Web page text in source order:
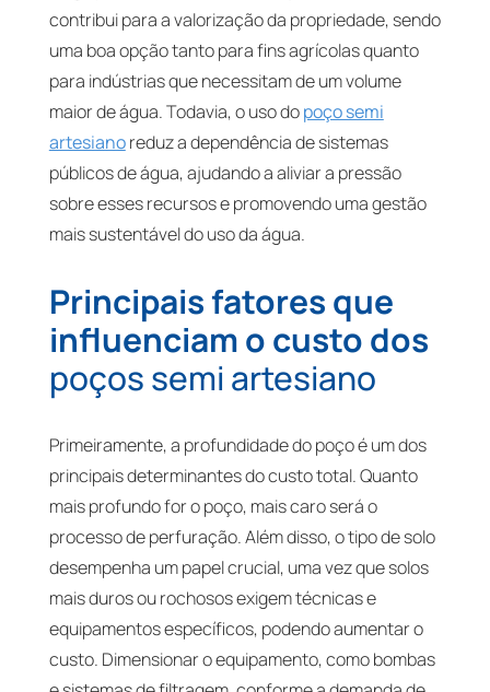
contribui para a valorização da propriedade, sendo
uma boa opção tanto para fins agrícolas quanto
para indústrias que necessitam de um volume
maior de água. Todavia, o uso dopoço semi
artesianoreduz a dependência de sistemas
públicos de água, ajudando a aliviar a pressão
sobre esses recursos e promovendo uma gestão
mais sustentável do uso da água.
Principais fatores que
influenciam o custo dos
poços semi artesiano
Primeiramente, a profundidade do poço é um dos
principais determinantes do custo total. Quanto
mais profundo for o poço, mais caro será o
processo de perfuração. Além disso, o tipo de solo
desempenha um papel crucial, uma vez que solos
mais duros ou rochosos exigem técnicas e
equipamentos específicos, podendo aumentar o
custo. Dimensionar o equipamento, como bombas